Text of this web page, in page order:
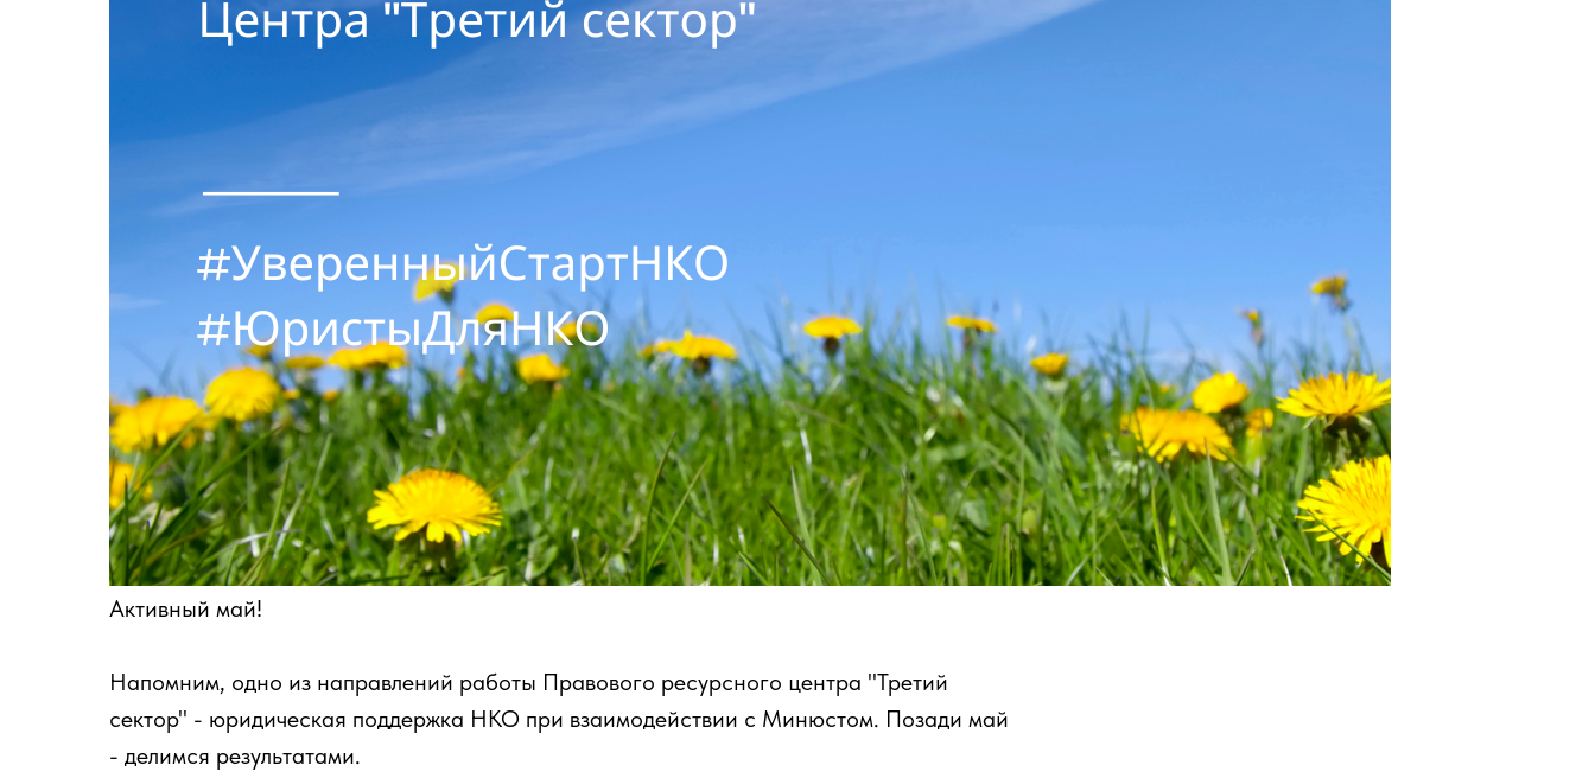
Активный май!
Напомним, одно из направлений работы Правового ресурсного центра "Третий
сектор" - юридическая поддержка НКО при взаимодействии с Минюстом. Позади май
- делимся результатами.